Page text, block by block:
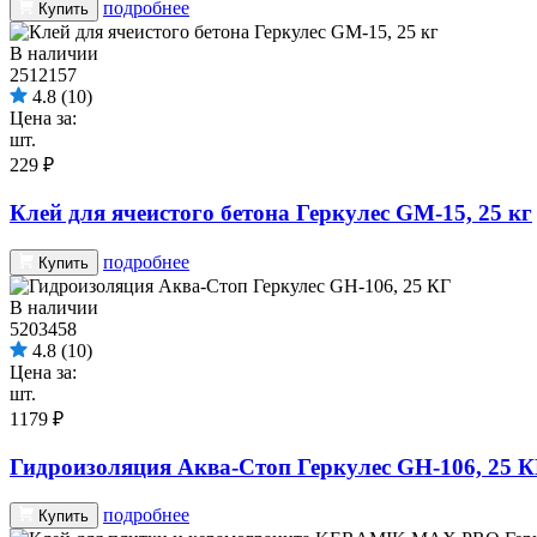
Купить подробнее
В наличии
2512157
4.8 (10)
Цена за:
шт.
229 ₽
Клей для ячеистого бетона Геркулес GM-15, 25 кг
Купить подробнее
В наличии
5203458
4.8 (10)
Цена за:
шт.
1179 ₽
Гидроизоляция Аква-Стоп Геркулес GH-106, 25
Купить подробнее